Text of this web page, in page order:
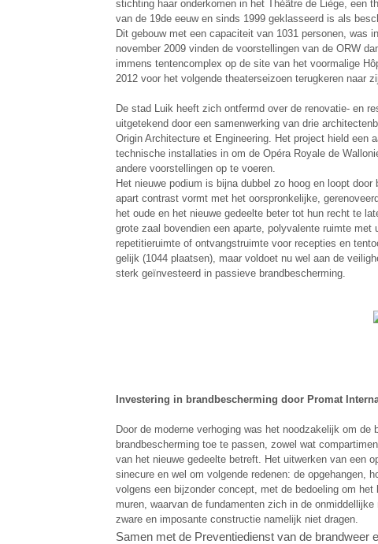
stichting haar onderkomen in het Théâtre de Liège, een
van de 19de eeuw en sinds 1999 geklasseerd is als
Dit gebouw met een capaciteit van 1031 personen, was
november 2009 vinden de voorstellingen van de ORW
immens tentencomplex op de site van het voormalige
2012 voor het volgende theaterseizoen terugkeren naar
De stad Luik heeft zich ontfermd over de renovatie- en
uitgetekend door een samenwerking van drie
Origin Architecture et Engineering. Het project hield een
technische installaties in om de Opéra Royale de
andere voorstellingen op te voeren.
Het nieuwe podium is bijna dubbel zo hoog en loopt
apart contrast vormt met het oorspronkelijke,
het oude en het nieuwe gedeelte beter tot hun recht te
grote zaal bovendien een aparte, polyvalente ruimte
repetitieruimte of ontvangstruimte voor recepties en
gelijk (1044 plaatsen), maar voldoet nu wel aan de
sterk geïnvesteerd in passieve brandbescherming.
Investering in brandbescherming door Promat
Door de moderne verhoging was het noodzakelijk om
brandbescherming toe te passen, zowel wat
van het nieuwe gedeelte betreft. Het uitwerken van een
sinecure en wel om volgende redenen: de opgehangen,
volgens een bijzonder concept, met de bedoeling om
muren, waarvan de fundamenten zich in de
zware en imposante constructie namelijk niet dragen.
Samen met de Preventiedienst van de brandweer